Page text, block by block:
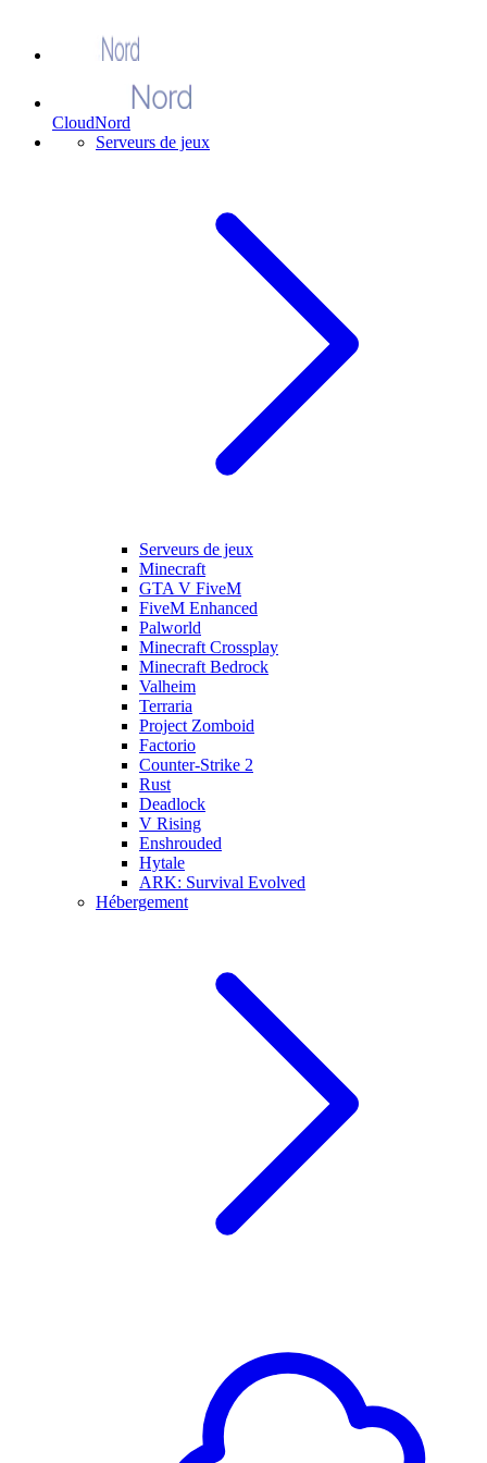
CloudNord
Serveurs de jeux
Serveurs de jeux
Minecraft
GTA V FiveM
FiveM Enhanced
Palworld
Minecraft Crossplay
Minecraft Bedrock
Valheim
Terraria
Project Zomboid
Factorio
Counter-Strike 2
Rust
Deadlock
V Rising
Enshrouded
Hytale
ARK: Survival Evolved
Hébergement